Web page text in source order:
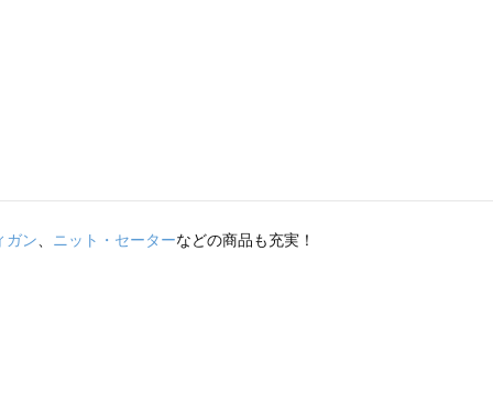
ガン ニット・セーターなどの商品も充実！